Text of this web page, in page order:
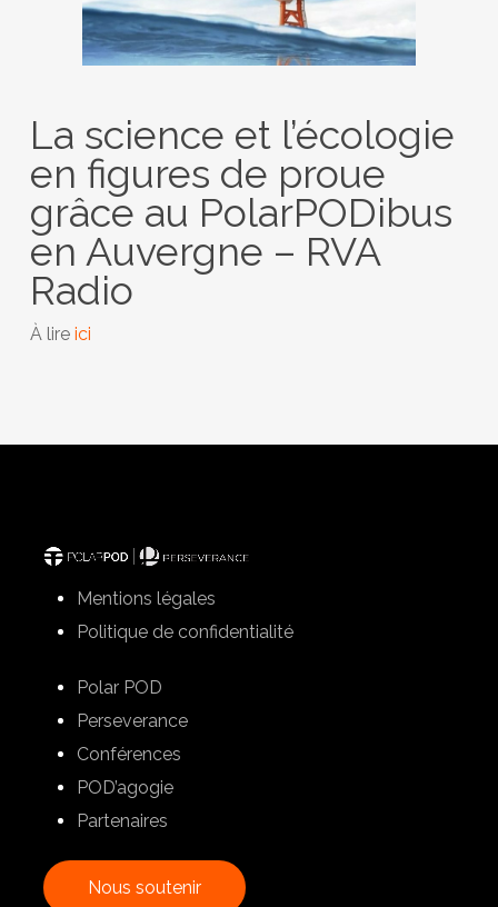
La science et l’écologie
en figures de proue
grâce au PolarPODibus
en Auvergne – RVA
Radio
À lire ici
Mentions légales
Politique de confidentialité
Polar POD
Perseverance
Conférences
POD’agogie
Partenaires
Nous soutenir